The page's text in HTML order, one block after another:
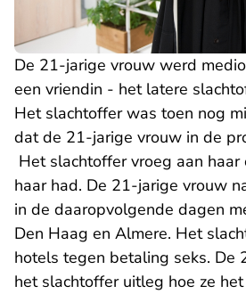
De 21-jarige vrouw werd
een vriendin - het latere
Het slachtoffer was toen nog
dat de 21-jarige vrouw in de
Het slachtoffer vroeg aan haar
haar had. De 21-jarige vrouw
in de daaropvolgende dagen
Den Haag en Almere. Het
hotels tegen betaling seks. De
het slachtoffer uitleg hoe ze